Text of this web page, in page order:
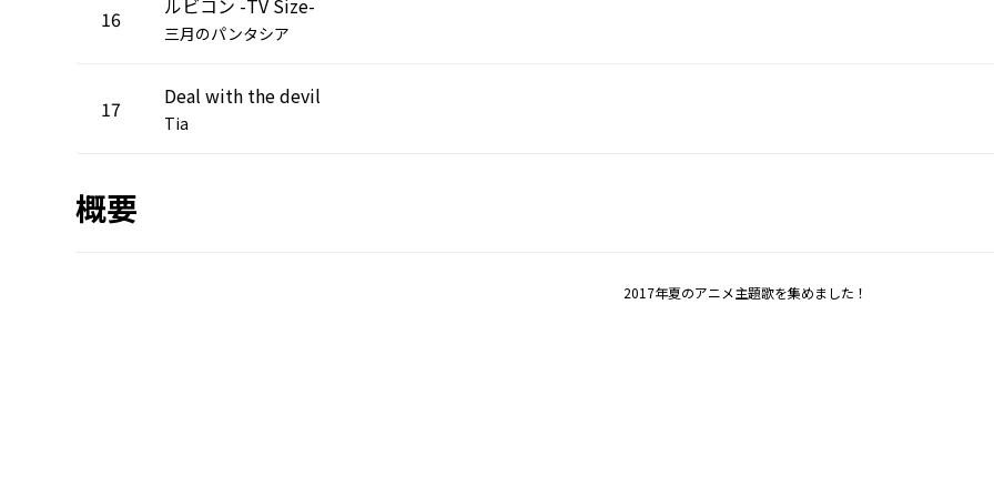
16
三月のパンタシア
17 Deal with the devil
Tia
概要
2017年夏のアニメ主題歌を集めました！